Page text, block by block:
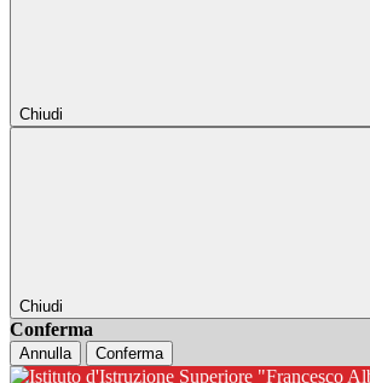
Chiudi
Chiudi
Conferma
Annulla Conferma